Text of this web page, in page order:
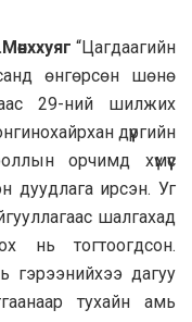
“Цагдаагийн
өнгөрсөн шөнө
29-ний шилжих
дүүргийн
орчимд хүмүүс
дуудлага ирсэн. Уг
шалгахад
нь тогтоогдсон.
гэрээнийхээ дагуу
тухайн амь